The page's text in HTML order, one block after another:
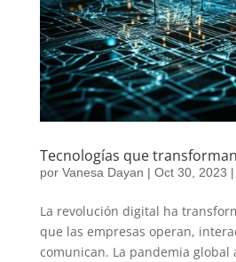
Tecnologías que
por Vanesa Dayan | Oct 30, 2023 |
La revolución digital ha
que las empresas operan,
comunican. La pandemia global